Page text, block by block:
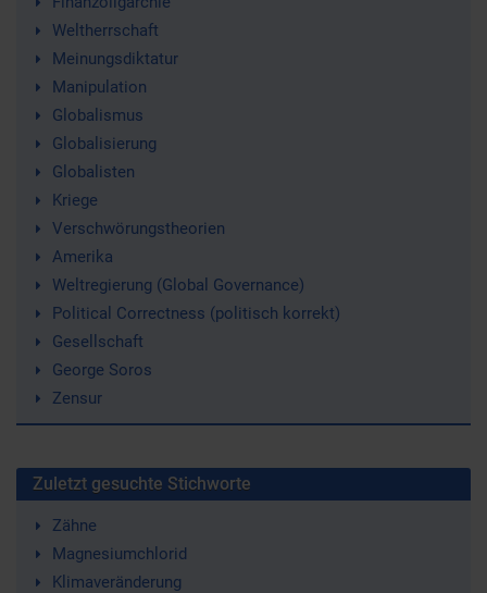
Weltherrschaft
Meinungsdiktatur
Manipulation
Globalismus
Globalisierung
Globalisten
Kriege
Verschwörungstheorien
Amerika
Weltregierung (Global Governance)
Political Correctness (politisch korrekt)
Gesellschaft
George Soros
Zensur
Zuletzt gesuchte Stichworte
Zähne
Magnesiumchlorid
Klimaveränderung